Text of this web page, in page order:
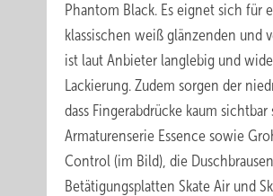
Phantom Black. Es eignet sich für
klassischen weiß glänzenden und
ist laut Anbieter langlebig und
Lackierung. Zudem sorgen der
dass Fingerabdrücke kaum
Armaturenserie Essence sowie
Control (im Bild), die
Betätigungsplatten Skate Air und